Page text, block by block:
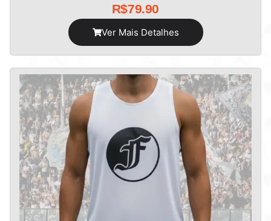
R$79.90
Ver Mais Detalhes